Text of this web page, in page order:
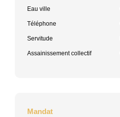
Eau ville
Téléphone
Servitude
Assainissement collectif
Mandat